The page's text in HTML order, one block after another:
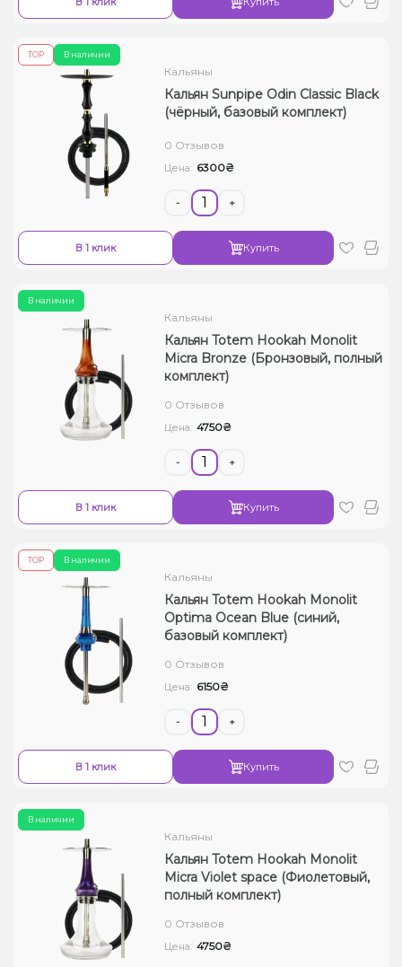
В наличии
ТОР
Кальяны
Кальян Sunpipe Odin Classic Black
(чёрный, базовый комплект)
0 Отзывов
Цена: 6300₴
- +
В 1 клик Купить
В наличии
Кальяны
Кальян Totem Hookah Monolit
Micra Bronze (Бронзовый, полный
комплект)
0 Отзывов
Цена: 4750₴
- +
В 1 клик Купить
В наличии
ТОР
Кальяны
Кальян Totem Hookah Monolit
Optima Ocean Blue (синий,
базовый комплект)
0 Отзывов
Цена: 6150₴
- +
В 1 клик Купить
В наличии
Кальяны
Кальян Totem Hookah Monolit
Micra Violet space (Фиолетовый,
полный комплект)
0 Отзывов
Цена: 4750₴